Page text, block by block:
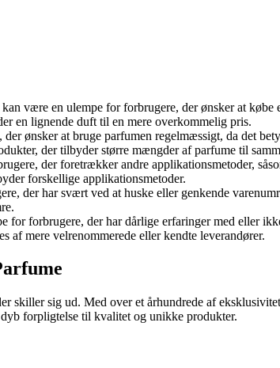
være en ulempe for forbrugere, der ønsker at
en lignende duft til en mere overkommelig pris.
ønsker at bruge parfumen regelmæssigt, da det
der tilbyder større mængder af parfume til
der foretrækker andre applikationsmetoder,
forskellige applikationsmetoder.
der har svært ved at huske eller genkende
for forbrugere, der har dårlige erfaringer med eller
mere velrenommerede eller kendte leverandører.
sig ud. Med over et århundrede af
forpligtelse til kvalitet og unikke produkter.